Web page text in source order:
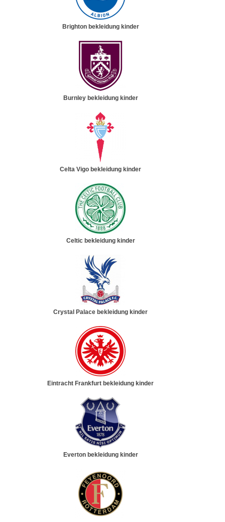
Brighton bekleidung kinder
Burnley bekleidung kinder
Celta Vigo bekleidung kinder
Celtic bekleidung kinder
Crystal Palace bekleidung kinder
Eintracht Frankfurt bekleidung kinder
Everton bekleidung kinder